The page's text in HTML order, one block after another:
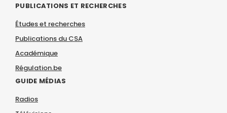
PUBLICATIONS ET RECHERCHES
Études et recherches
Publications du CSA
Académique
Régulation.be
GUIDE MÉDIAS
Radios